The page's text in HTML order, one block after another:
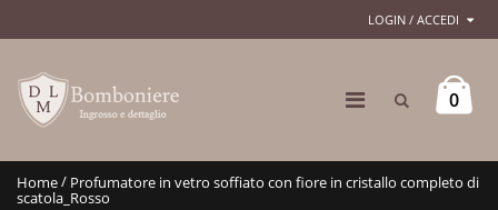
LOGIN / ACCEDI
0
Home/ Profumatore in vetro soffiato con fiore in cristallo completo di
scatola_Rosso